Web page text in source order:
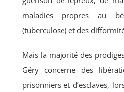
maladies propres au
(tuberculose) et des
Mais la majorité des
Géry concerne des
prisonniers et d’esclaves,